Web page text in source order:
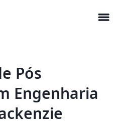
menu
Pós
Engenharia